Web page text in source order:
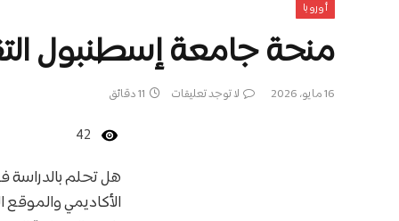
أوروبا
منحة جامعة إسطنبول التقنية في تركيا
16 مايو، 2026 لا توجد تعليقات 11 دقائق
42
هل تحلم بالدراسة
الأكاديمي